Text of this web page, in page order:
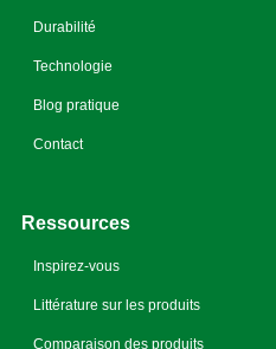
Durabilité
Technologie
Blog pratique
Contact
Ressources
Inspirez-vous
Littérature sur les produits
Comparaison des produits